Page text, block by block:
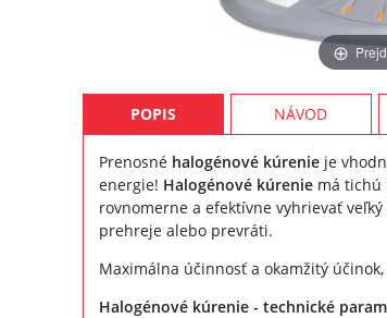
POPIS NÁVOD
Prenosné halogénové kúrenieje
energie! Halogénové kúreniemá tichú
rovnomerne a efektívne vyhrievať
prehreje alebo prevráti.
Maximálna účinnosť a okamžitý
Halogénové kúrenie - technické